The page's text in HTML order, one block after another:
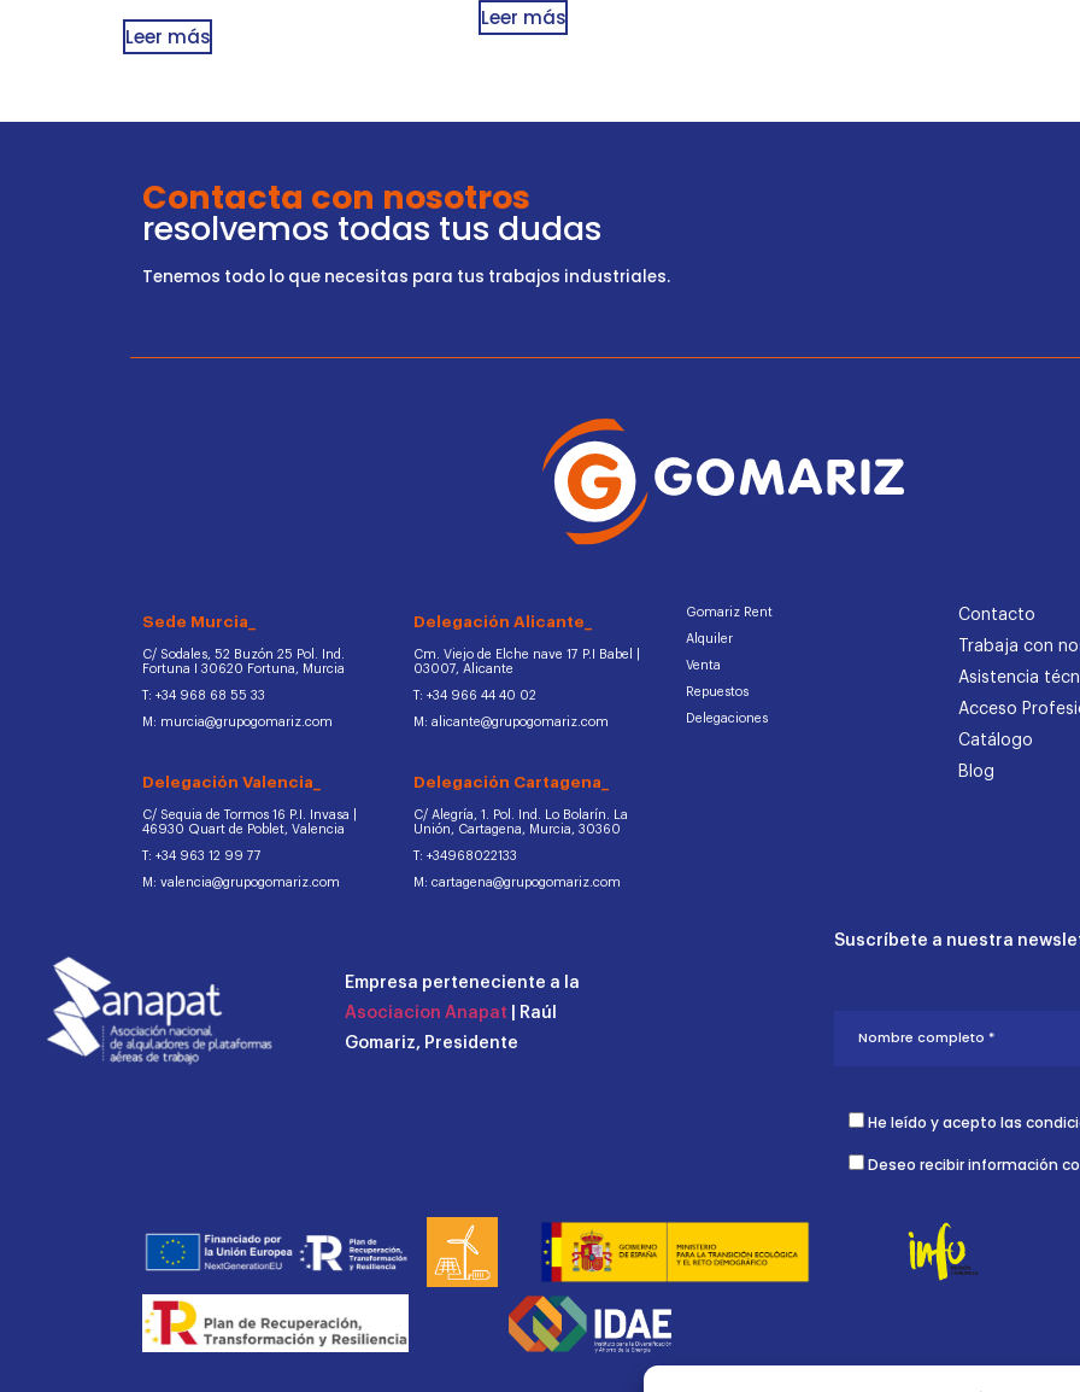
Leer más
Leer más
Contacta con nosotros
resolvemos todas tus dudas
Tenemos todo lo que necesitas para tus trabajos industriales.
Sede Murcia_
C/ Sodales, 52 Buzón 25 Pol. Ind.
Fortuna I 30620 Fortuna, Murcia
T: +34 968 68 55 33
M: murcia@grupogomariz.com
Delegación Valencia_
C/ Sequia de Tormos 16 P.I. Invasa |
46930 Quart de Poblet, Valencia
T: +34 963 12 99 77
M: valencia@grupogomariz.com
Delegación Alicante_
Cm. Viejo de Elche nave 17 P.I Babel |
03007, Alicante
T: +34 966 44 40 02
M: alicante@grupogomariz.com
Delegación Cartagena_
C/ Alegría, 1. Pol. Ind. Lo Bolarín. La
Unión, Cartagena, Murcia, 30360
T: +34968022133
M: cartagena@grupogomariz.com
Gomariz Rent
Alquiler
Venta
Repuestos
Delegaciones
Contacto
Trabaja con
Asistencia
Acceso
Catálogo
Blog
Empresa perteneciente a la
Asociacion Anapat | Raúl
Gomariz, Presidente
Suscríbete a nuestra
He leído y acepto las
Deseo recibir información